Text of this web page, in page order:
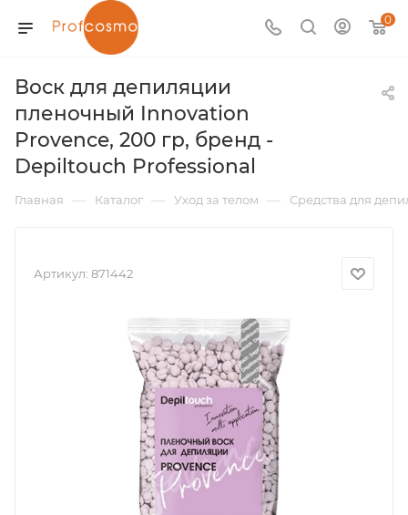
0
Воск для депиляции
пленочный Innovation
Provence, 200 гр, бренд -
Depiltouch Professional
Главная — Каталог — Уход за телом — Средства для
Артикул: 871442